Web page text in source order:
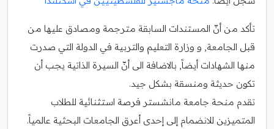
تأكد من أنّ المستندات السابقة مترجمة ومصادق عليها من
قبل الجامعة, و وزارة التعليم والتربية في الدولة التي صدرت
منها الشهادات أيضاً, بالاضافة الى أنّ السيرة الذاتية يجب أن
تكون حديثة ومنسقة بشكل جيد.
تقدم منحة جامعة مانشستر فرصة استثنائية للطلاب
المتميزين للانضمام إلى إحدى أعرق الجامعات البحثية عالمياً.